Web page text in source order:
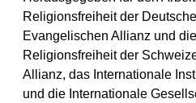
Religionsfreiheit der
Evangelischen Allianz und
Religionsfreiheit der
Allianz, das Internationale
und die Internationale